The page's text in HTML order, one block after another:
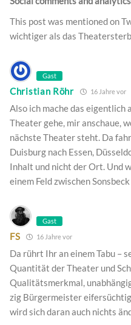
This post was mentioned on
wichtiger als das
Gast
Christian Röhr 16 Jahre vor
Also ich mache das eigentlich
Theater gehe, mir anschaue,
nächste Theater steht. Da
Duisburg nach Essen,
Inhalt und nicht der Ort. Und
einem Feld zwischen
Gast
FS 16 Jahre vor
Da rührt Ihr an einem Tabu –
Quantität der Theater und
Qualitätsmerkmal,
zig Bürgermeister
wird sich daran auch nichts